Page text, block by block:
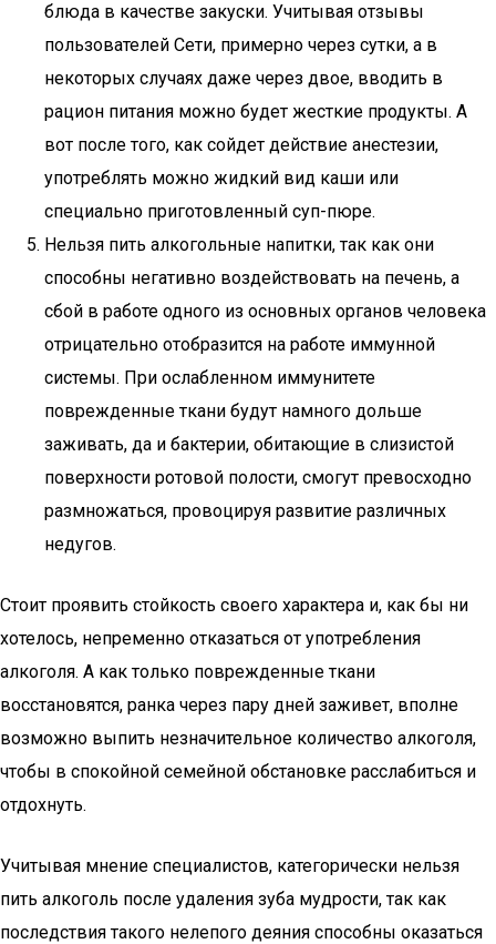
блюда в качестве закуски. Учитывая отзывы
пользователей Сети, примерно через сутки, а в
некоторых случаях даже через двое, вводить в
рацион питания можно будет жесткие продукты. А
вот после того, как сойдет действие анестезии,
употреблять можно жидкий вид каши или
специально приготовленный суп-пюре.
Нельзя пить алкогольные напитки, так как они
способны негативно воздействовать на печень, а
сбой в работе одного из основных органов человека
отрицательно отобразится на работе иммунной
системы. При ослабленном иммунитете
поврежденные ткани будут намного дольше
заживать, да и бактерии, обитающие в слизистой
поверхности ротовой полости, смогут превосходно
размножаться, провоцируя развитие различных
недугов.
Стоит проявить стойкость своего характера и, как бы ни
хотелось, непременно отказаться от употребления
алкоголя. А как только поврежденные ткани
восстановятся, ранка через пару дней заживет, вполне
возможно выпить незначительное количество алкоголя,
чтобы в спокойной семейной обстановке расслабиться и
отдохнуть.
Учитывая мнение специалистов, категорически нельзя
пить алкоголь после удаления зуба мудрости, так как
последствия такого нелепого деяния способны оказаться